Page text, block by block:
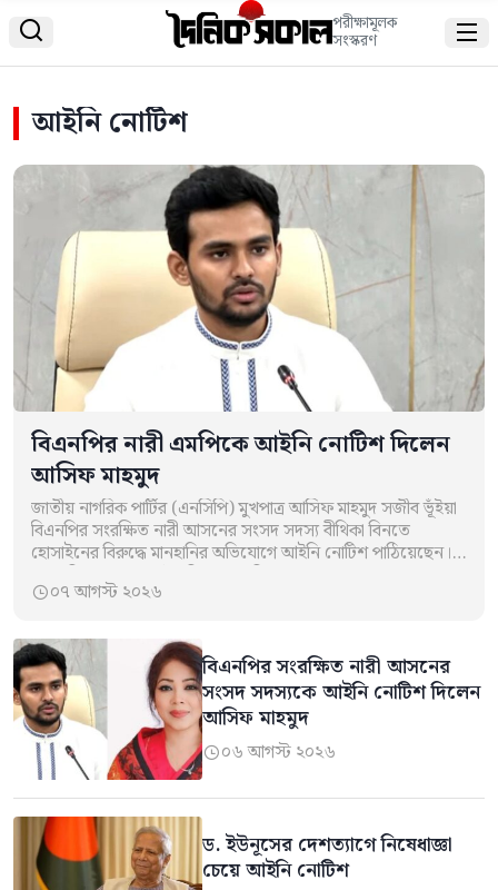
 পরীক্ষামূলক
সংস্করণ 
আইনি নোটিশ
বিএনপির নারী এমপিকে আইনি নোটিশ দিলেন
আসিফ মাহমুদ
জাতীয় নাগরিক পার্টির (এনসিপি) মুখপাত্র আসিফ মাহমুদ সজীব ভূঁইয়া
বিএনপির সংরক্ষিত নারী আসনের সংসদ সদস্য বীথিকা বিনতে
হোসাইনের বিরুদ্ধে মানহানির অভিযোগে আইনি নোটিশ পাঠিয়েছেন।
বৃহস্পতিবার (৬ আগস্ট) নিজের ভেরিফায়েড ফেসবুক…
০৭ আগস্ট ২০২৬
বিএনপির সংরক্ষিত নারী আসনের
সংসদ সদস্যকে আইনি নোটিশ দিলেন
আসিফ মাহমুদ
০৬ আগস্ট ২০২৬
ড. ইউনূসের দেশত্যাগে নিষেধাজ্ঞা
চেয়ে আইনি নোটিশ